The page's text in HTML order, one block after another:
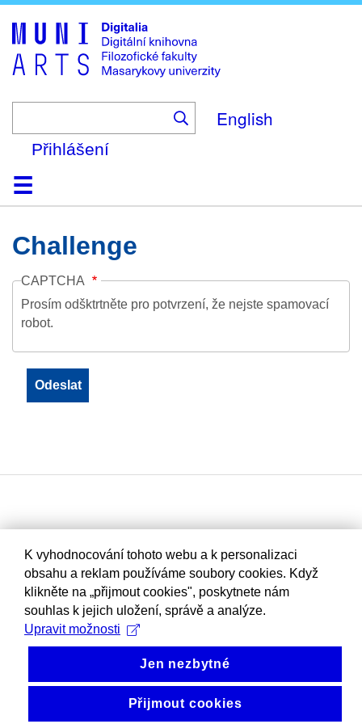
to
main
content
English
Přihlášení
DomůKolekce
Prohlížení
Vyhledávání
O platformě
Nápověda
KontaktDigitalia
Challenge
CAPTCHA
Prosím odšktrtněte pro potvrzení, že nejste spamovací
robot.
K vyhodnocování tohoto webu a k personalizaci
obsahu a reklam používáme soubory cookies. Když
klikněte na „přijmout cookies", poskytnete nám
souhlas k jejich uložení, správě a analýze.
Upravit možnosti
Jen nezbytné
Přijmout cookies